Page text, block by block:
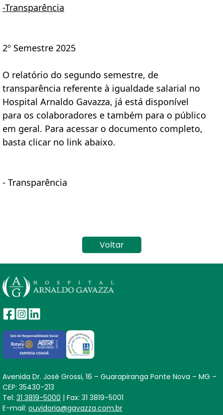
-Transparência
2º Semestre 2025
O relatório do segundo semestre, de
transparência referente à igualdade salarial no
Hospital Arnaldo Gavazza, já está disponível
para os colaboradores e também para o público
em geral. Para acessar o documento completo,
basta clicar no link abaixo.
- Transparência
Voltar
Avenida Dr. José Grossi, 16 – Guarapiranga Ponte Nova – MG –
CEP: 35430-213
Tel: 31 3819-5000 | Fax: 31 3819-5001
E-mail: ouvidoria@gavazza.com.br